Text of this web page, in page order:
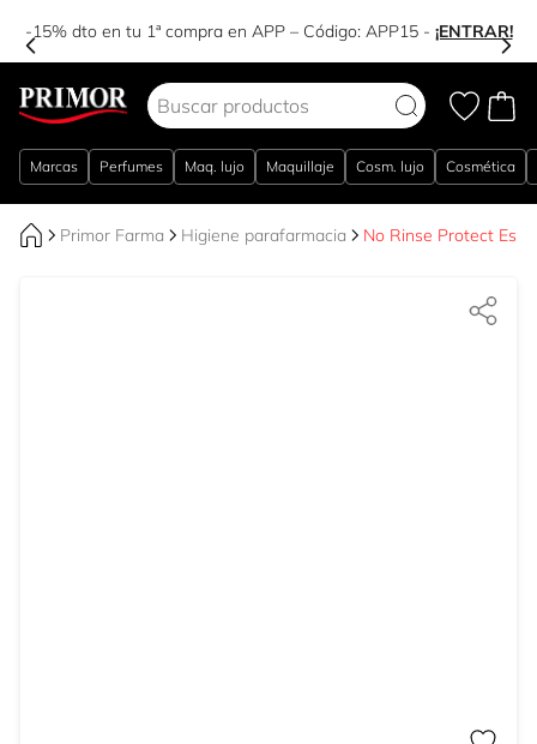
-15% dto en tu 1ª compra en APP – Código: APP15- ¡ENTRAR!
Marcas Perfumes Maq. lujo Maquillaje Cosm. lujo Cosmética
Primor Farma Higiene parafarmacia No Rinse Protect